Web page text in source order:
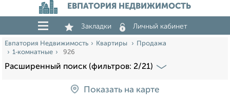
ЕВПАТОРИЯ НЕДВИЖИМОСТЬ
Закладки Личный кабинет
Евпатория Недвижимость Квартиры
Продажа
1‑комнатные
926
Расширенный поиск (фильтров: 2/21)
Показать на карте